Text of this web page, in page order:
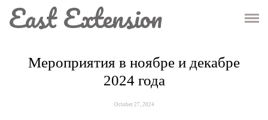
ГЛАВНАЯ
East Extension
Мероприятия в ноябре и декабре
2024 года
October 27, 2024